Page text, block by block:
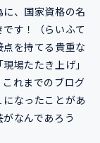
、国家資格の名
す！（らいふて
を持てる貴重な
場たたき上げ」
れまでのブログ
なったことがあ
なんであろう